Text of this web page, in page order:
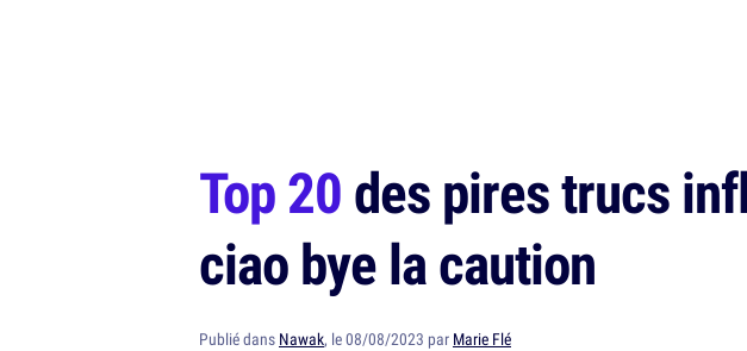
Top 20des pires trucs
ciao bye la caution
Publié dans Nawak, le 08/08/2023 par Marie Flé